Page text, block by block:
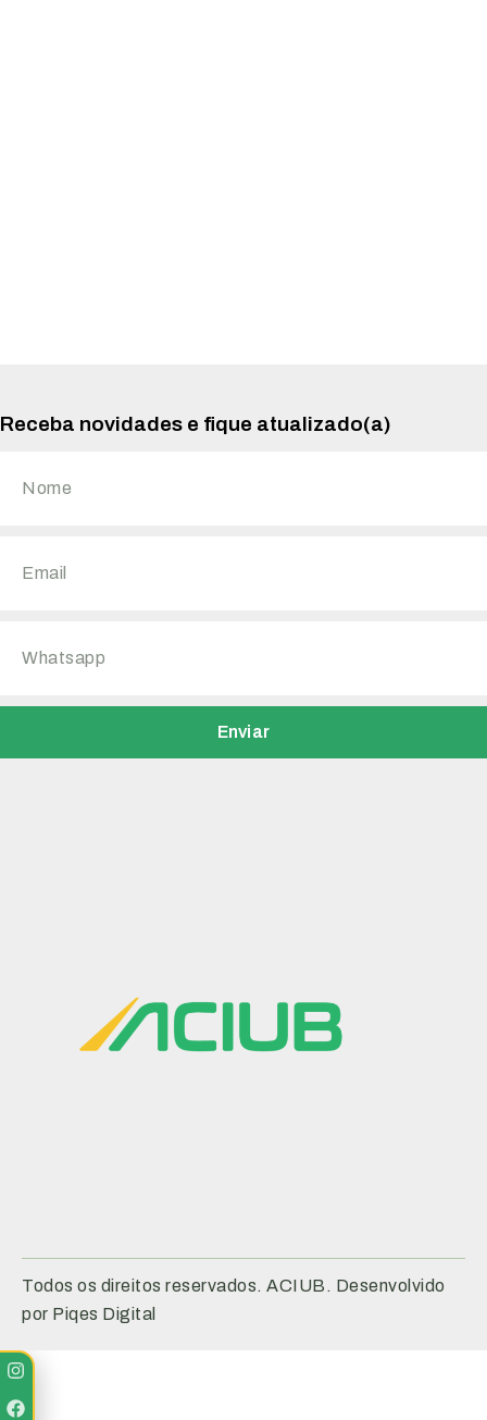
Receba novidades e fique atualizado(a)
Enviar
Todos os direitos reservados. ACIUB. Desenvolvido
por Piqes Digital